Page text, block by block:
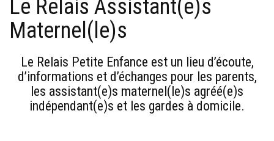
Le Relais Assistant(e)s
Maternel(le)s
Le Relais Petite Enfance est un lieu d’écoute,
d’informations et d’échanges pour les parents,
les assistant(e)s maternel(le)s agréé(e)s
indépendant(e)s et les gardes à domicile.